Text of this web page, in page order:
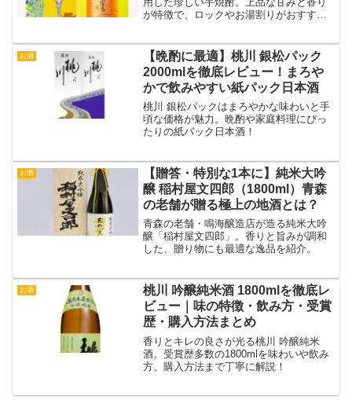
が特徴で、ロックやお湯割りがおすすめ
お酒
【晩酌に最適】桃川 銀松パック
2000mlを徹底レビュー！まろや
かで飲みやすい紙パック日本酒
桃川 銀松パックはまろやかな味わいと手
頃な価格が魅力。晩酌や家庭料理にぴっ
たりの紙パック日本酒！
お酒
【贈答・特別な1本に】純米大吟
醸 稲村屋文四郎（1800ml）青森
の老舗が贈る極上の地酒とは？
青森の老舗・鳴海醸造店が造る純米大吟
醸「稲村屋文四郎」。香りと旨みが調和
した、贈り物にも最適な逸品を紹介。
お酒
桃川 吟醸純米酒 1800mlを徹底レ
ビュー｜味の特徴・飲み方・受賞
歴・購入方法まとめ
香りとキレの良さが光る桃川 吟醸純米
酒。受賞歴多数の1800mlを味わいや飲み
方、購入方法まで丁寧に解説！